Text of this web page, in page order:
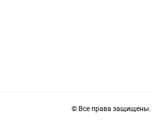
© Все права защищены.